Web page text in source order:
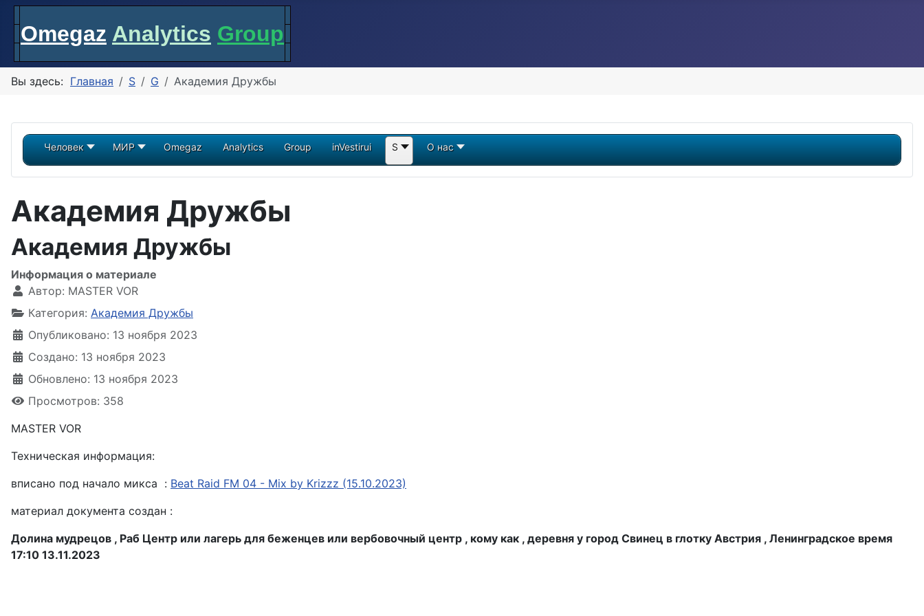
Omegaz Analytics Group
Вы здесь: Главная S G Академия Дружбы
Человек МИР Omegaz Analytics Group inVestirui S О нас
Академия Дружбы
Академия Дружбы
Информация о материале
Автор: MASTER VOR
Категория: Академия Дружбы
Опубликовано: 13 ноября 2023
Создано: 13 ноября 2023
Обновлено: 13 ноября 2023
Просмотров: 358
MASTER VOR
Техническая информация:
вписано под начало микса : Beat Raid FM 04 - Mix by Krizzz (15.10.2023)
материал документа создан :
Долина мудрецов , Раб Центр или лагерь для беженцев или вербовочный центр , кому как , деревня у город Свинец в глотку Австрия , Ленинградское время
17:10 13.11.2023